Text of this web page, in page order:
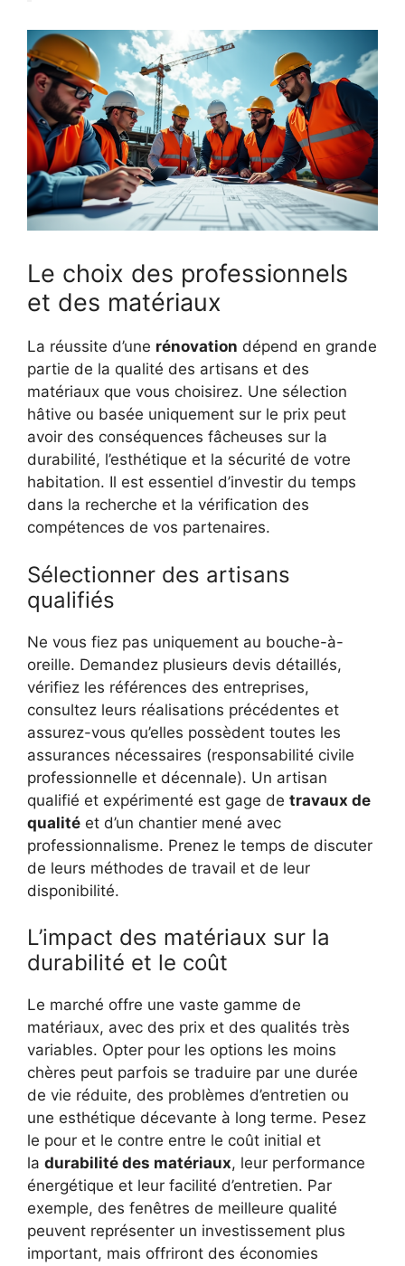
Le choix des professionnels
et des matériaux
La réussite d’une rénovation dépend en grande
partie de la qualité des artisans et des
matériaux que vous choisirez. Une sélection
hâtive ou basée uniquement sur le prix peut
avoir des conséquences fâcheuses sur la
durabilité, l’esthétique et la sécurité de votre
habitation. Il est essentiel d’investir du temps
dans la recherche et la vérification des
compétences de vos partenaires.
Sélectionner des artisans
qualifiés
Ne vous fiez pas uniquement au bouche-à-
oreille. Demandez plusieurs devis détaillés,
vérifiez les références des entreprises,
consultez leurs réalisations précédentes et
assurez-vous qu’elles possèdent toutes les
assurances nécessaires (responsabilité civile
professionnelle et décennale). Un artisan
qualifié et expérimenté est gage de travaux de
qualité et d’un chantier mené avec
professionnalisme. Prenez le temps de discuter
de leurs méthodes de travail et de leur
disponibilité.
L’impact des matériaux sur la
durabilité et le coût
Le marché offre une vaste gamme de
matériaux, avec des prix et des qualités très
variables. Opter pour les options les moins
chères peut parfois se traduire par une durée
de vie réduite, des problèmes d’entretien ou
une esthétique décevante à long terme. Pesez
le pour et le contre entre le coût initial et
la durabilité des matériaux, leur performance
énergétique et leur facilité d’entretien. Par
exemple, des fenêtres de meilleure qualité
peuvent représenter un investissement plus
important, mais offriront des économies